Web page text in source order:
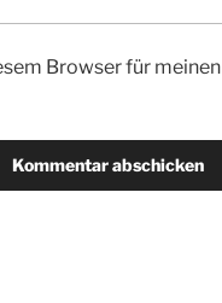
Browser für meinen